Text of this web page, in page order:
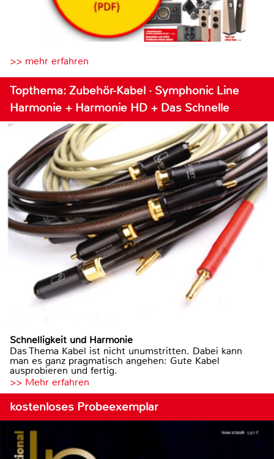
>> mehr erfahren
Topthema: Zubehör-Kabel · Symphonic Line
Harmonie + Harmonie HD + Das Schnelle
Schnelligkeit und Harmonie
Das Thema Kabel ist nicht unumstritten. Dabei kann
man es ganz pragmatisch angehen: Gute Kabel
ausprobieren und fertig.
>> Mehr erfahren
kostenloses Probeexemplar